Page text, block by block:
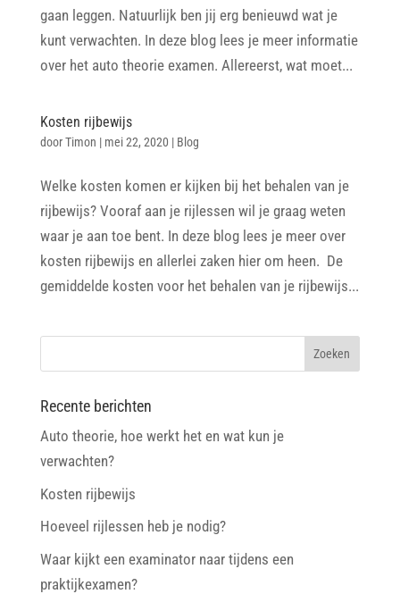
gaan leggen. Natuurlijk ben jij erg benieuwd wat je
kunt verwachten. In deze blog lees je meer informatie
over het auto theorie examen. Allereerst, wat moet...
Kosten rijbewijs
doorTimon | mei 22, 2020 | Blog
Welke kosten komen er kijken bij het behalen van je
rijbewijs? Vooraf aan je rijlessen wil je graag weten
waar je aan toe bent. In deze blog lees je meer over
kosten rijbewijs en allerlei zaken hier om heen. De
gemiddelde kosten voor het behalen van je rijbewijs...
Recente berichten
Auto theorie, hoe werkt het en wat kun je
verwachten?
Kosten rijbewijs
Hoeveel rijlessen heb je nodig?
Waar kijkt een examinator naar tijdens een
praktijkexamen?